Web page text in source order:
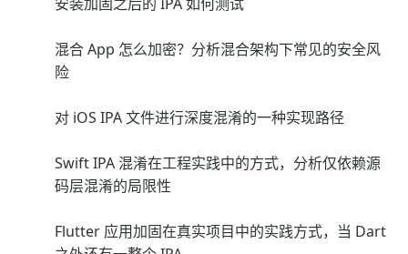
混合 App 怎么加密？分析混合架构下常见的安全风
险
对 iOS IPA 文件进行深度混淆的一种实现路径
Swift IPA 混淆在工程实践中的方式，分析仅依赖源
码层混淆的局限性
Flutter 应用加固在真实项目中的实践方式，当 Dart